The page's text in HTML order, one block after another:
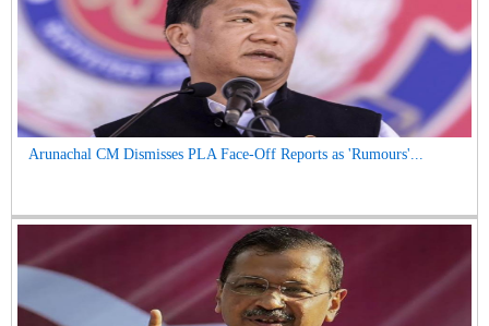
Arunachal CM Dismisses PLA Face-Off Reports as 'Rumours'...